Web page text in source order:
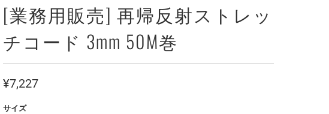
[業務用販売] 再帰反射ストレッ
チコード 3mm 50M巻
¥7,227
サイズ